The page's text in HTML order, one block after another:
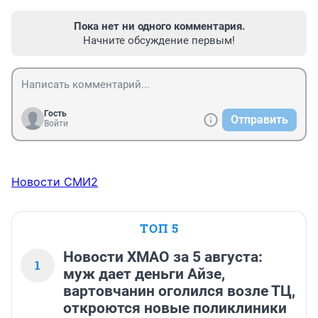
Пока нет ни одного комментария.
Начните обсуждение первым!
Гость
Войти
Отправить
Новости СМИ2
ТОП 5
1
Новости ХМАО за 5 августа:
муж дает деньги Айзе,
вартовчанин оголился возле ТЦ,
откроются новые поликлиники